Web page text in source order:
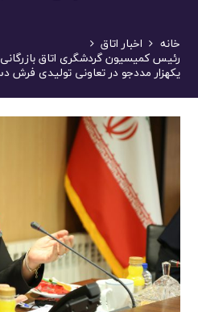
خانه اخبار اتاق
رئیس کمیسیون گردشگری اتاق بازرگانی
یکهزار مددجو در تعاونی تولیدی فرش